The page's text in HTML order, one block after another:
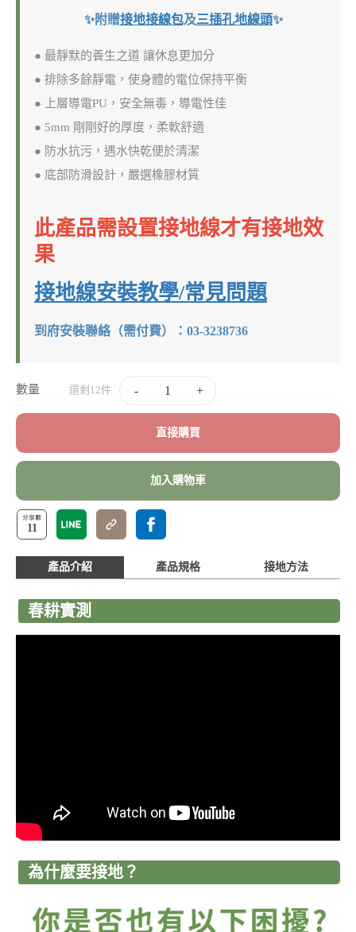
✨附贈接地接線包及三插孔地線頭✨
● 最靜默的養生之道 讓休息更加分
● 排除多餘靜電，使身體的電位保持平衡
● 上層導電PU，安全無毒，導電性佳
● 5mm 剛剛好的厚度，柔軟舒適
● 防水抗污，遇水快乾便於清潔
● 底部防滑設計，嚴選橡膠材質
此產品需設置接地線才有接地效
果
接地線安裝教學/常見問題
到府安裝聯絡（需付費）：03-3238736
數量 - +
還剩12件
直接購買
加入購物車
11
產品介紹 產品規格 接地方法
春耕實測
為什麼要接地？